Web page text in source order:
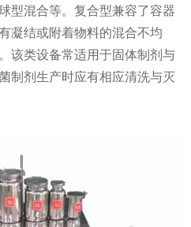
型混合等。复合型兼容了容器
凝结或附着物料的混合不均
该类设备常适用于固体制剂与
制剂生产时应有相应清洗与灭